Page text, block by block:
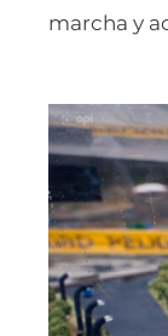
marcha y